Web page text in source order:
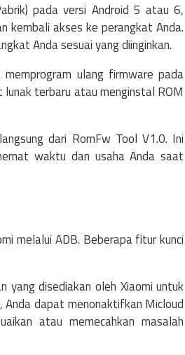
pada versi Android 5 atau 6,
kembali akses ke perangkat Anda.
Anda sesuai yang diinginkan.
memprogram ulang firmware pada
terbaru atau menginstal ROM
dari RomFw Tool V1.0. Ini
waktu dan usaha Anda saat
melalui ADB. Beberapa fitur kunci
yang disediakan oleh Xiaomi untuk
dapat menonaktifkan Micloud
atau memecahkan masalah